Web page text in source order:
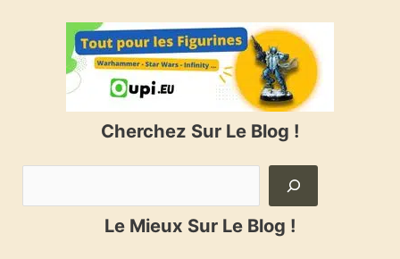
Cherchez Sur Le Blog !
Le Mieux Sur Le Blog !